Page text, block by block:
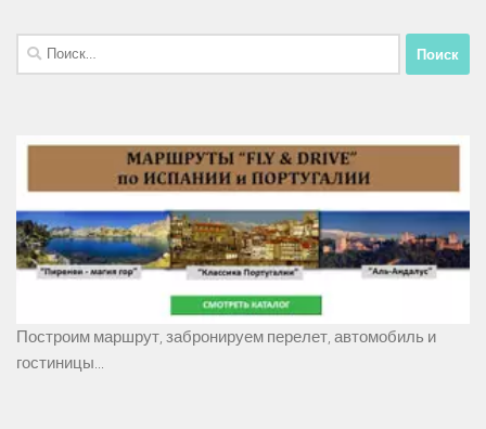
Найти:
Построим маршрут, забронируем перелет, автомобиль и
гостиницы...